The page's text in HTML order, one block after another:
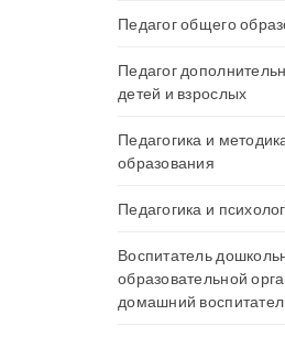
Педагог общего
Педагог
детей и взрослых
Педагогика и
образования
Педагогика и
Воспитатель
образовательной
домашний